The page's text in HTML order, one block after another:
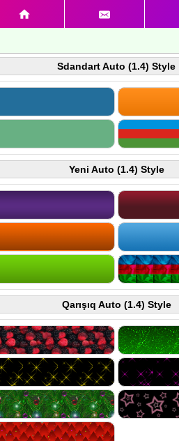
Sdandart Auto (1.4) Style
Yeni Auto (1.4) Style
Qarışıq Auto (1.4) Style